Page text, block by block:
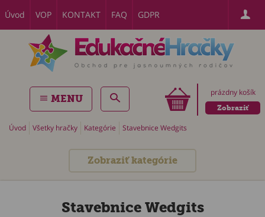
Úvod VOP KONTAKT FAQ GDPR
prázdny košík
Zobraziť
MENU
Úvod Všetky hračky Kategórie Stavebnice Wedgits
Zobraziť kategórie
Stavebnice Wedgits